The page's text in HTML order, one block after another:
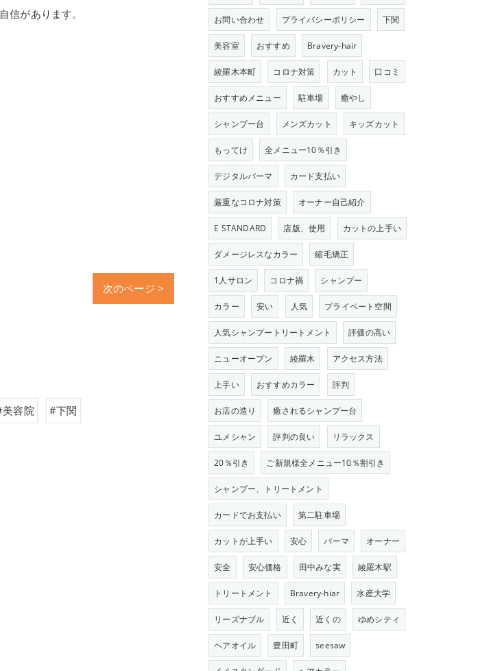
信があります。
次のページ >
容院 #下関
お問い合わせ プライバシーポリシー 下関
美容室 おすすめ Bravery-hair
綾羅木本町 コロナ対策 カット 口コミ
おすすめメニュー 駐車場 癒やし
シャンプー台 メンズカット キッズカット
もってけ 全メニュー10％引き
デジタルパーマ カード支払い
厳重なコロナ対策 オーナー自己紹介
E STANDARD 店版、使用 カットの上手い
ダメージレスなカラー 縮毛矯正
1人サロン コロナ禍 シャンプー
カラー 安い 人気 プライベート空間
人気シャンプートリートメント 評価の高い
ニューオープン 綾羅木 アクセス方法
上手い おすすめカラー 評判
お店の造り 癒されるシャンプー台
ユメシャン 評判の良い リラックス
20％引き ご新規様全メニュー10％割引き
シャンプー、トリートメント
カードでお支払い 第二駐車場
カットが上手い 安心 パーマ オーナー
安全 安心価格 田中みな実 綾羅木駅
トリートメント Bravery-hiar 水産大学
リーズナブル 近く 近くの ゆめシティ
ヘアオイル 豊田町 seesaw